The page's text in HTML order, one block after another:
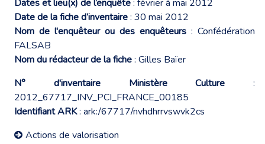
Dates et lieu(x) de l’enquête: février à mai 2012
Date de la fiche d’inventaire: 30 mai 2012
Nom de l'enquêteur ou des enquêteurs : Confédération
FALSAB
Nom du rédacteur de la fiche: Gilles Baïer
N° d'inventaire Ministère Culture :
2012_67717_INV_PCI_FRANCE_00185
Identifiant ARK: ark:/67717/nvhdhrrvswvk2cs
Actions de valorisation